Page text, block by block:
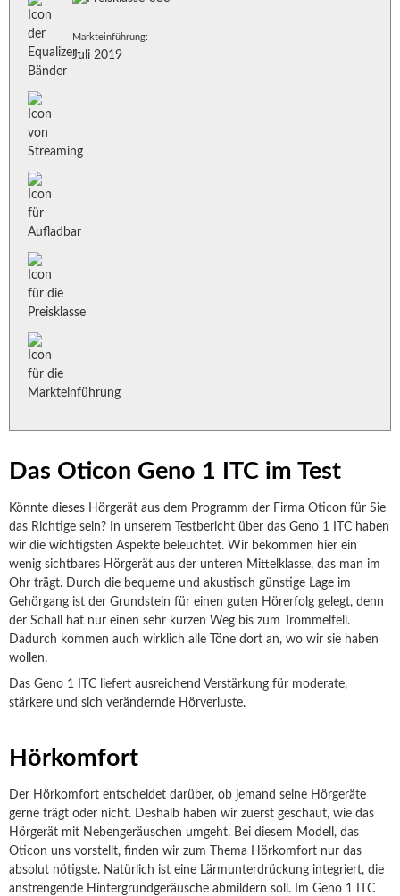
Das Oticon Geno 1 ITC im Test
Könnte dieses Hörgerät aus dem Programm der Firma Oticon für Sie
das Richtige sein? In unserem Testbericht über das Geno 1 ITC haben
wir die wichtigsten Aspekte beleuchtet. Wir bekommen hier ein
wenig sichtbares Hörgerät aus der unteren Mittelklasse, das man im
Ohr trägt. Durch die bequeme und akustisch günstige Lage im
Gehörgang ist der Grundstein für einen guten Hörerfolg gelegt, denn
der Schall hat nur einen sehr kurzen Weg bis zum Trommelfell.
Dadurch kommen auch wirklich alle Töne dort an, wo wir sie haben
wollen.
Das Geno 1 ITC liefert ausreichend Verstärkung für moderate,
stärkere und sich verändernde Hörverluste.
Hörkomfort
Der Hörkomfort entscheidet darüber, ob jemand seine Hörgeräte
gerne trägt oder nicht. Deshalb haben wir zuerst geschaut, wie das
Hörgerät mit Nebengeräuschen umgeht. Bei diesem Modell, das
Oticon uns vorstellt, finden wir zum Thema Hörkomfort nur das
absolut nötigste. Natürlich ist eine Lärmunterdrückung integriert, die
anstrengende Hintergrundgeräusche abmildern soll. Im Geno 1 ITC
Markteinführung:
Juli 2019